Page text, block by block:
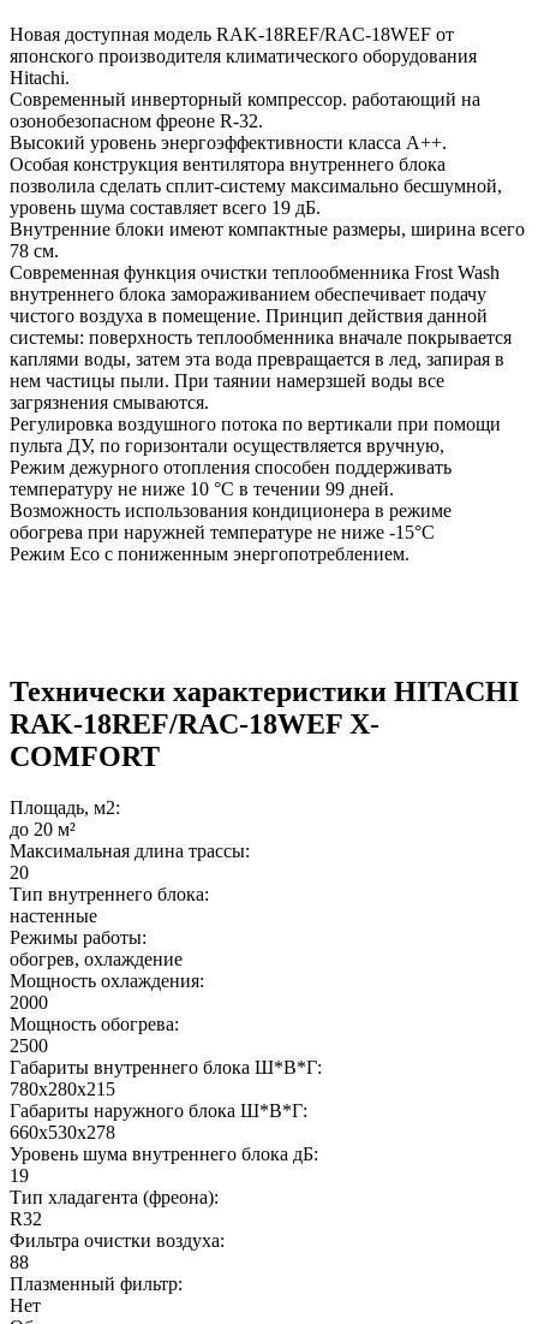
Новая доступная модель RAK-18REF/RAC-18WEF от
японского производителя климатического оборудования
Hitachi.
Современный инверторный компрессор. работающий на
озонобезопасном фреоне R-32.
Высокий уровень энергоэффективности класса А++.
Особая конструкция вентилятора внутреннего блока
позволила сделать сплит-систему максимально бесшумной,
уровень шума составляет всего 19 дБ.
Внутренние блоки имеют компактные размеры, ширина всего
78 см.
Современная функция очистки теплообменника Frost Wash
внутреннего блока замораживанием обеспечивает подачу
чистого воздуха в помещение. Принцип действия данной
системы: поверхность теплообменника вначале покрывается
каплями воды, затем эта вода превращается в лед, запирая в
нем частицы пыли. При таянии намерзшей воды все
загрязнения смываются.
Регулировка воздушного потока по вертикали при помощи
пульта ДУ, по горизонтали осуществляется вручную,
Режим дежурного отопления способен поддерживать
температуру не ниже 10 °C в течении 99 дней.
Возможность использования кондиционера в режиме
обогрева при наружней температуре не ниже -15°C
Режим Eco с пониженным энергопотреблением.
Технически характеристики HITACHI
RAK-18REF/RAC-18WEF X-
COMFORT
Площадь, м2:
до 20 м²
Максимальная длина трассы:
20
Тип внутреннего блока:
настенные
Режимы работы:
обогрев, охлаждение
Мощность охлаждения:
2000
Мощность обогрева:
2500
Габариты внутреннего блока Ш*В*Г:
780x280x215
Габариты наружного блока Ш*В*Г:
660x530x278
Уровень шума внутреннего блока дБ:
19
Тип хладагента (фреона):
R32
Фильтра очистки воздуха:
88
Плазменный фильтр:
Нет